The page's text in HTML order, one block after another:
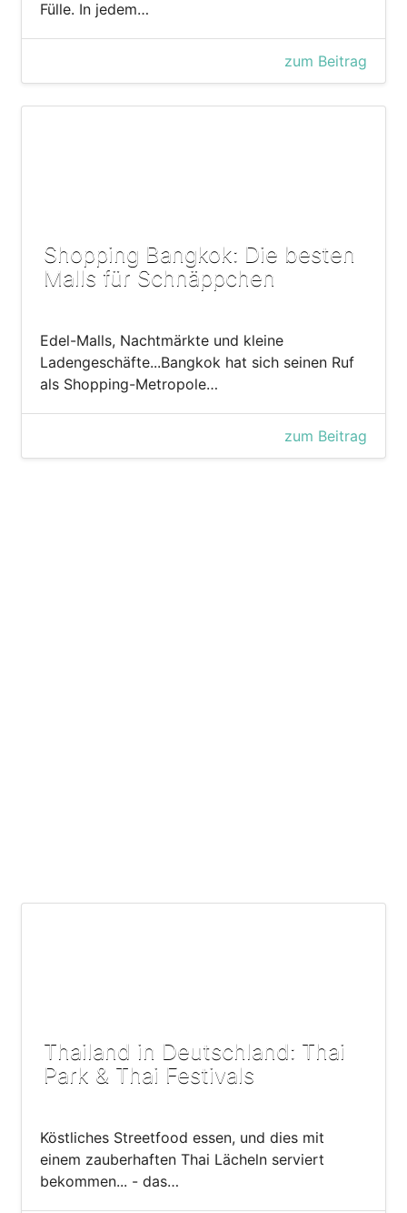
Fülle. In jedem…
zum Beitrag
Shopping Bangkok: Die besten
Malls für Schnäppchen
Edel-Malls, Nachtmärkte und kleine
Ladengeschäfte...Bangkok hat sich seinen Ruf
als Shopping-Metropole…
zum Beitrag
Thailand in Deutschland: Thai
Park & Thai Festivals
Köstliches Streetfood essen, und dies mit
einem zauberhaften Thai Lächeln serviert
bekommen... - das…